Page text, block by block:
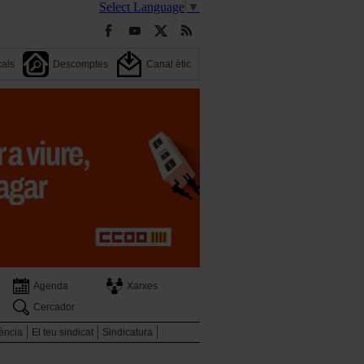
Select Language ▼
Descomptes Canal ètic
Agenda
Xarxes
Cercador
El teu sindicat Sindicatura